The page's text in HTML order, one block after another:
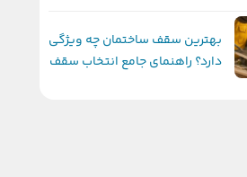
بهترین سقف ساختمان چه ویژگی
دارد؟ راهنمای جامع انتخاب سقف